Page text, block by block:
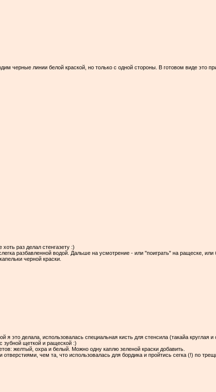
черные линии белой краской, но только с одной стороны. В готовом виде это
раз делал стенгазету :)
разбавленной водой. Дальше на усмотрение - или "поиграть" на ращеске, или
черной краски.
я это делала, использовалась специальная кисть для стенсила (такайа круглая
зубной щеткой и ращеской :)
желтый, охра и белый. Можно одну каплю зеленой краски добавить.
чем та, что использовалась для бордика и пройтись сегка (!) по